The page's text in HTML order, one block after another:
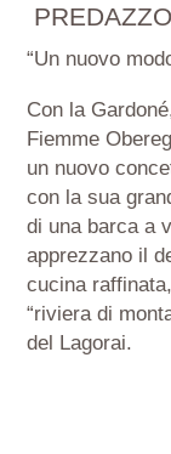
PREDAZZO
“Un nuovo
Con la Gardoné
Fiemme
un nuovo
con la sua
di una barca a
apprezzano il
cucina
“riviera di
del Lagorai.